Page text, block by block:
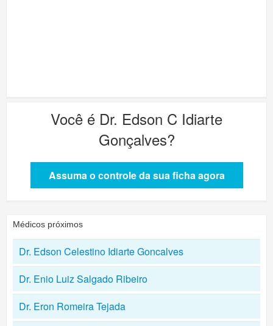
Você é Dr. Edson C Idiarte
Gonçalves?
Assuma o controle da sua ficha agora
Médicos próximos
Dr. Edson Celestino Idiarte Goncalves
Dr. Enio Luiz Salgado Ribeiro
Dr. Eron Romeira Tejada